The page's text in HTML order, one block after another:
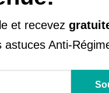
par le
de la
et recevez
Anti-